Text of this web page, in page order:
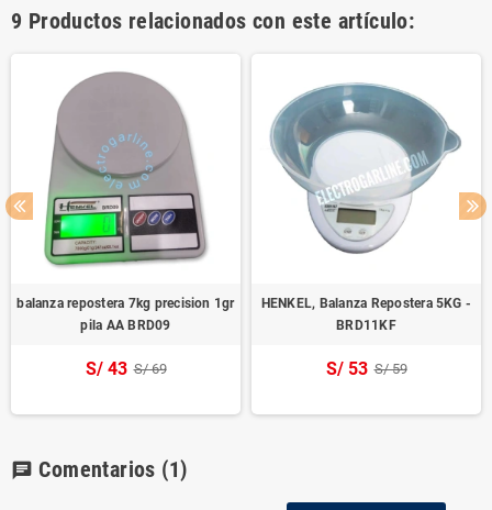
9 Productos relacionados con este artículo:
balanza repostera 7kg precision 1gr
pila AA BRD09
S/ 43 S/ 69
HENKEL, Balanza Repostera 5KG -
BRD11KF
S/ 53 S/ 59
chat Comentarios (1)